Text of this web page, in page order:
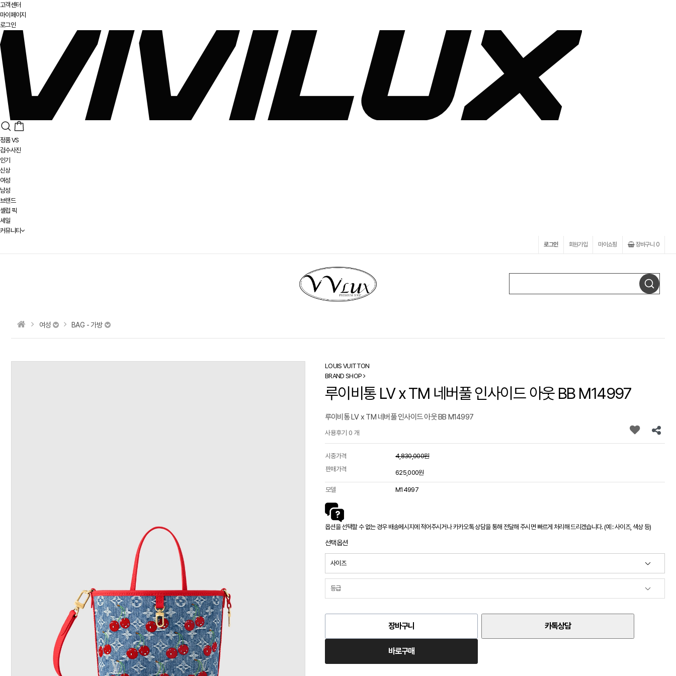
고객센터
마이페이지
로그인
정품 VS
검수사진
인기
신상
여성
남성
브랜드
셀럽 픽
세일
커뮤니티
장바구니 0
마이쇼핑
회원가입
로그인
여성 BAG - 가방
LOUIS VUITTON
BRAND SHOP
루이비통 LV x TM 네버풀 인사이드 아웃 BB M14997
루이비통 LV x TM 네버풀 인사이드 아웃 BB M14997
사용후기 0 개
시중가격
4,830,000원
판매가격
625,000원
모델 M14997
옵션을 선택할 수 없는 경우 배송메시지에 적어주시거나 카카오톡 상담을 통해 전달해 주시면 빠르게 처리해 드리겠습니다. (예 : 사이즈, 색상 등)
선택옵션
장바구니 카톡상담
바로구매